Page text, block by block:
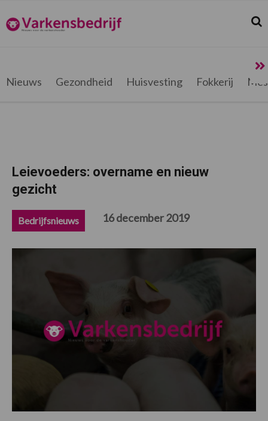
de
hoofdnavigatie
de
hoofd
de
eerste
de
voettekst
Varkensbedrijf.be
Nieuws Gezondheid Huisvesting Fokkerij
Leievoeders: overname en nieuw
gezicht
Bedrijfsnieuws 16 december 2019